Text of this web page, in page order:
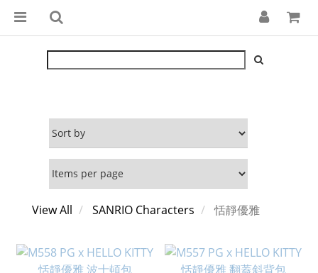
View All SANRIO Characters 恬靜優雅